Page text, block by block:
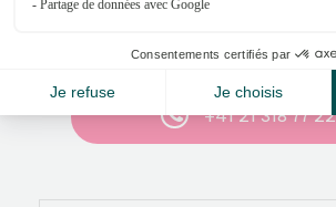
sebastien.rota@naefprestige-
knightfrank.ch
+41 21 318 77 22